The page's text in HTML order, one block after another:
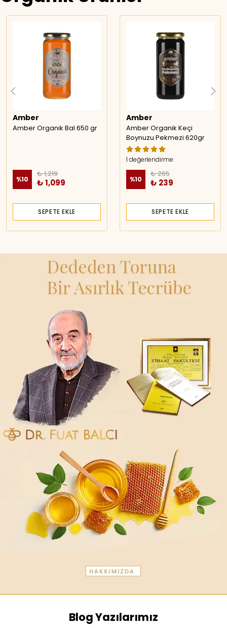
Amber
Amber Organik Bal 650 gr
%10
₺ 1,219
₺ 1,099
SEPETE EKLE
Amber
Amber Organik Keçi
Boynuzu Pekmezi 620gr
1 değerlendirme
%10
₺ 265
₺ 239
SEPETE EKLE
Blog Yazılarımız